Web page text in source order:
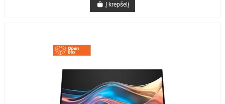
Į krepšelį